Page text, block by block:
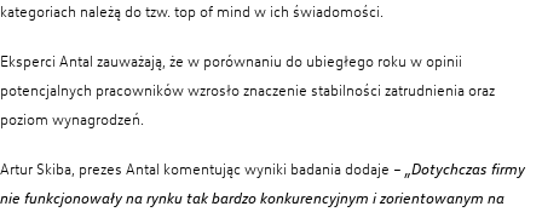
kategoriach należą do tzw. top of mind w ich świadomości.
Eksperci Antal zauważają, że w porównaniu do ubiegłego roku w opinii
potencjalnych pracowników wzrosło znaczenie stabilności zatrudnienia oraz
poziom wynagrodzeń.
Artur Skiba, prezes Antal komentując wyniki badania dodaje – „Dotychczas firmy
nie funkcjonowały na rynku tak bardzo konkurencyjnym i zorientowanym na